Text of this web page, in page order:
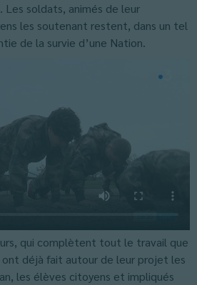
Les soldats, animés de leur
les soutenant restent, dans un tel
de la survie d’une Nation.
qui complètent tout le travail que
déjà fait autour de leur projet les
les élèves citoyens et impliqués